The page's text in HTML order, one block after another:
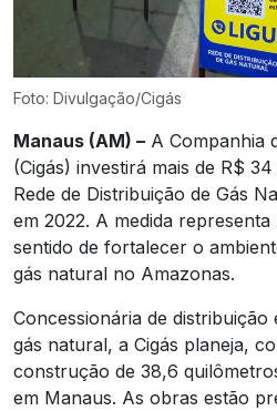
Foto: Divulgação/Cigás
Manaus (AM) – A Companhia
(Cigás) investirá mais de R$
Rede de Distribuição de Gás
em 2022. A medida
sentido de fortalecer o
gás natural no Amazonas.
Concessionária de distribuição
gás natural, a Cigás planeja,
construção de 38,6
em Manaus. As obras estão